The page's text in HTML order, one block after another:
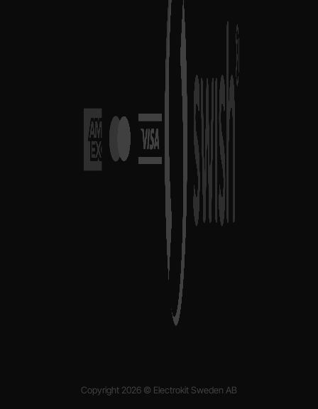
Copyright 2026 © Electrokit Sweden AB